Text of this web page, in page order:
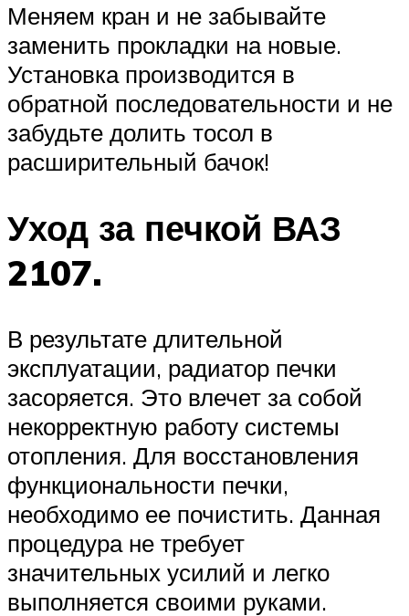
Меняем кран и не забывайте
заменить прокладки на новые.
Установка производится в
обратной последовательности и не
забудьте долить тосол в
расширительный бачок!
Уход за печкой ВАЗ
2107.
В результате длительной
эксплуатации, радиатор печки
засоряется. Это влечет за собой
некорректную работу системы
отопления. Для восстановления
функциональности печки,
необходимо ее почистить. Данная
процедура не требует
значительных усилий и легко
выполняется своими руками.